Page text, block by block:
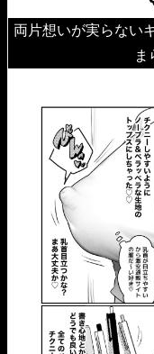
両片想いが実らない
ま